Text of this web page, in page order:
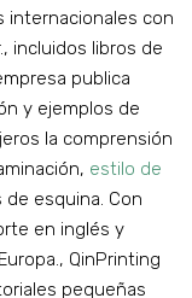
internacionales con
incluidos libros de
publica
y ejemplos de
la comprensión
estilo de
esquina. Con
en inglés y
QinPrinting
pequeñas